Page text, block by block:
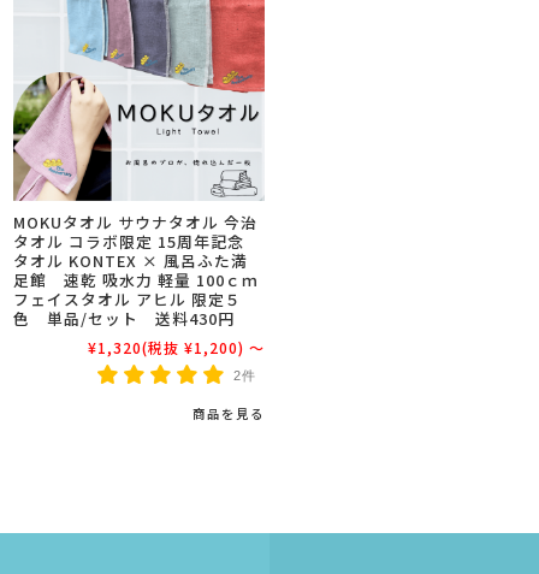
MOKUタオル サウナタオル 今治
タオル コラボ限定 15周年記念
タオル KONTEX × 風呂ふた満
足館 速乾 吸水力 軽量 100ｃｍ
フェイスタオル アヒル 限定５
色 単品/セット 送料430円
¥1,320(税抜 ¥1,200) ～
2件
商品を見る